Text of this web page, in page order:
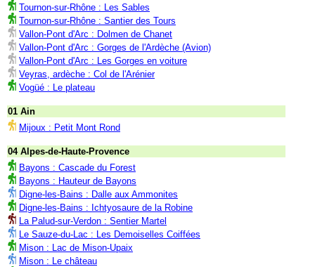
Tournon-sur-Rhône : Les Sables
Tournon-sur-Rhône : Santier des Tours
Vallon-Pont d'Arc : Dolmen de Chanet
Vallon-Pont d'Arc : Gorges de l'Ardèche (Avion)
Vallon-Pont d'Arc : Les Gorges en voiture
Veyras, ardèche : Col de l'Arénier
Vogüé : Le plateau
01 Ain
Mijoux : Petit Mont Rond
04 Alpes-de-Haute-Provence
Bayons : Cascade du Forest
Bayons : Hauteur de Bayons
Digne-les-Bains : Dalle aux Ammonites
Digne-les-Bains : Ichtyosaure de la Robine
La Palud-sur-Verdon : Sentier Martel
Le Sauze-du-Lac : Les Demoiselles Coiffées
Mison : Lac de Mison-Upaix
Mison : Le château